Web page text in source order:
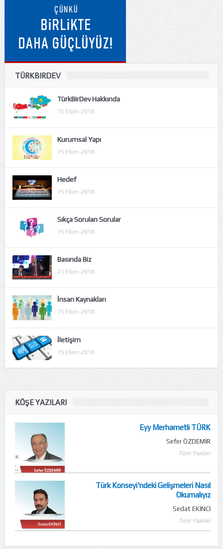
TÜRKBIRDEV
TürkBirDev Hakkında
15 Ekim 2018
Kurumsal Yapı
15 Ekim 2018
Hedef
15 Ekim 2018
Sıkça Sorulan Sorular
15 Ekim 2018
Basında Biz
21 Ekim 2018
İnsan Kaynakları
15 Ekim 2018
İletişim
15 Ekim 2018
KÖŞE YAZILARI
Eyy Merhametli TÜRK
Sefer ÖZDEMİR
Tüm Yazıları
Türk Konseyi'ndeki Gelişmeleri Nasıl
Okumalıyız
Sedat EKİNCİ
Tüm Yazıları